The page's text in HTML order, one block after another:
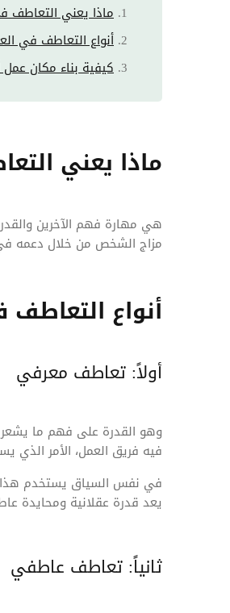
ماذا يعني التعاطف
أنواع التعاطف في
كيفية بناء مكان عمل
ماذا يعني
هي مهارة فهم الآخرين
مزاج الشخص من خلال دعمه
أنواع
أولاً: تعاطف معرفي
وهو القدرة على فهم ما يشعر
فيه فريق العمل، الأمر الذي
في نفس السياق يستخدم هذا
يعد قدرة عقلانية ومحايدة
ثانياً: تعاطف عاطفي